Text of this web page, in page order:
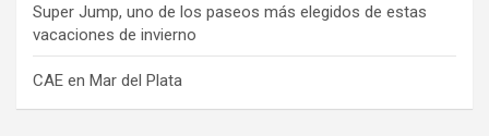
Super Jump, uno de los paseos más elegidos de estas
vacaciones de invierno
CAE en Mar del Plata